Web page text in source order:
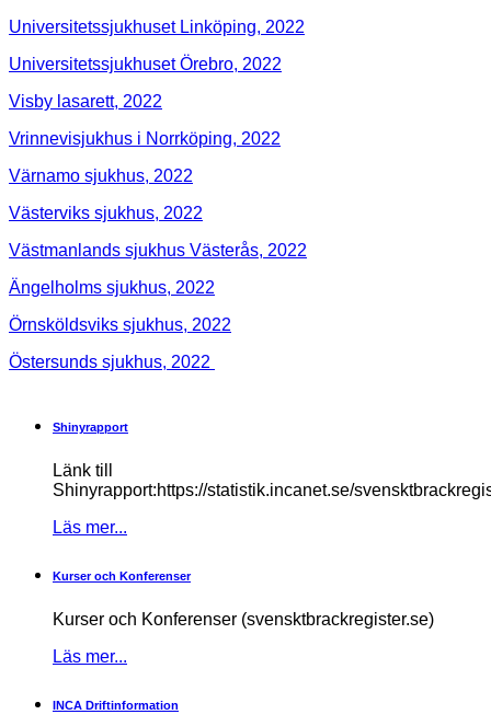
Universitetssjukhuset Linköping, 2022
Universitetssjukhuset Örebro, 2022
Visby lasarett, 2022
Vrinnevisjukhus i Norrköping, 2022
Värnamo sjukhus, 2022
Västerviks sjukhus, 2022
Västmanlands sjukhus Västerås, 2022
Ängelholms sjukhus, 2022
Örnsköldsviks sjukhus, 2022
Östersunds sjukhus, 2022
Shinyrapport
Länk till
Shinyrapport:https://statistik.incanet.se/
Läs mer...
Kurser och Konferenser
Kurser och Konferenser (svensktbrackregister.se)
Läs mer...
INCA Driftinformation